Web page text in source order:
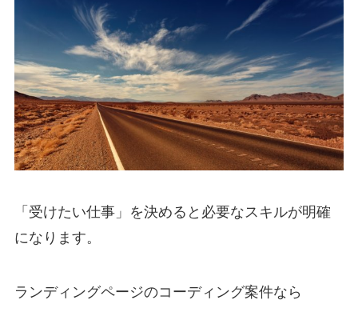
「受けたい仕事」を決めると必要なスキルが明確
になります。
ランディングページのコーディング案件なら